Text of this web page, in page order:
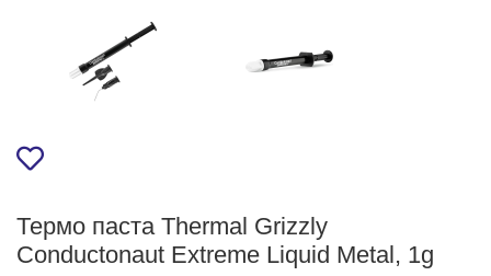
Термо паста Thermal Grizzly
Conductonaut Extreme Liquid Metal, 1g